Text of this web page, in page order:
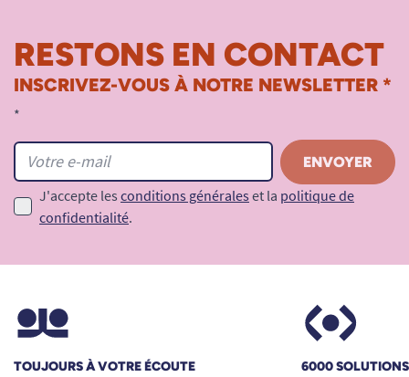
RESTONS EN CONTACT
INSCRIVEZ-VOUS À NOTRE NEWSLETTER *
*
J'accepte les conditions générales et la politique de
confidentialité.
TOUJOURS À VOTRE ÉCOUTE 6000